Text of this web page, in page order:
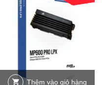
Thêm vào giỏ hàng